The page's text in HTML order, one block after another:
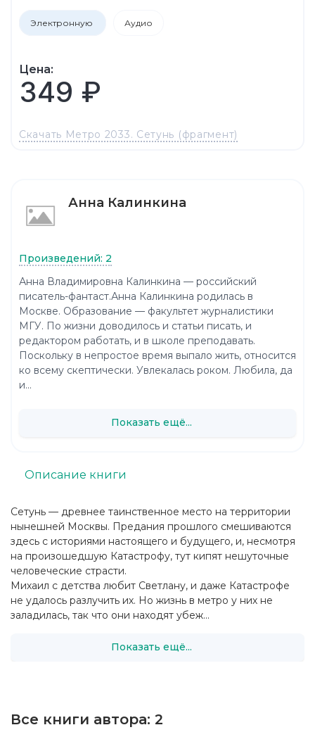
Электронную Аудио
Цена:
349 ₽
Скачать Метро 2033. Сетунь (фрагмент)
Сетунь — древнее таинственное место на территории
нынешней Москвы. Предания прошлого смешиваются
здесь с историями настоящего и будущего, и, несмотря
на произошедшую Катастрофу, тут кипят нешуточные
человеческие страсти.
Михаил с детства любит Светлану, и даже Катастрофе
не удалось разлучить их. Но жизнь в метро у них не
заладилась, так что они находят убеж...
Показать ещё...
Описание книги
Все книги автора: 2
Анна Калинкина
Произведений: 2
Анна Владимировна Калинкина — российский
писатель-фантаст.Анна Калинкина родилась в
Москве. Образование — факультет журналистики
МГУ. По жизни доводилось и статьи писать, и
редактором работать, и в школе преподавать.
Поскольку в непростое время выпало жить, относится
ко всему скептически. Увлекалась роком. Любила, да
и...
Показать ещё...